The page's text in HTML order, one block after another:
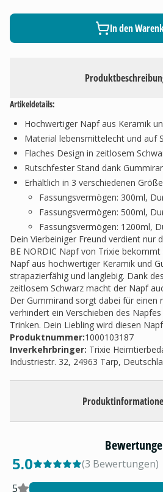
Artikeldetails:
Hochwertiger Napf aus Keramik
Material lebensmittelecht und auf
Flaches Design in zeitlosem
Rutschfester Stand dank
Erhältlich in 3 verschiedenen
Fassungsvermögen: 300ml,
Fassungsvermögen: 500ml,
Fassungsvermögen: 1200ml,
Dein Vierbeiniger Freund verdient nur
BE NORDIC Napf von Trixie
Napf aus hochwertiger Keramik und
strapazierfähig und langlebig. Dank
zeitlosem Schwarz macht der Napf
Der Gummirand sorgt dabei für einen
verhindert ein Verschieben des
Trinken. Dein Liebling wird diesen
Produktnummer:1000103187
Inverkehrbringer: Trixie
Industriestr. 32, 24963 Tarp,
In den
5.0 (3 Bewertungen)
5